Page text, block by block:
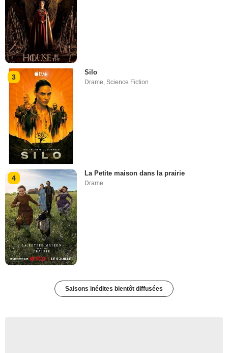
3
Silo
Drame ,Science Fiction
4
La Petite maison dans la prairie
Drame
Saisons inédites bientôt diffusées